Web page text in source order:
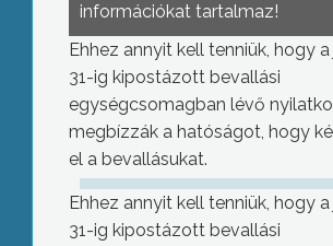
információkat tartalmaz!
Ehhez annyit kell tenniük, hogy a
31-ig kipostázott bevallási
egységcsomagban lévő
megbízzák a hatóságot, hogy
el a bevallásukat.
Ehhez annyit kell tenniük, hogy a
31-ig kipostázott bevallási